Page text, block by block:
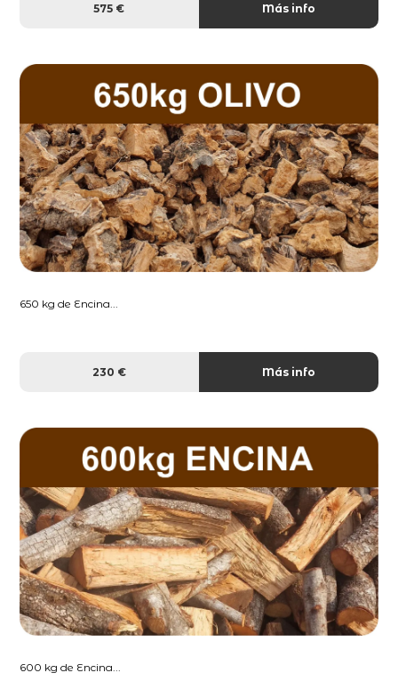
575 € Más info
650 kg de Encina...
230 € Más info
600 kg de Encina...